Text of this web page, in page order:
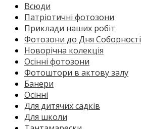
Всюди
Патріотичні фотозони
Приклади наших робіт
Фотозони до Дня Соборності
Новорічна колекція
Осінні фотозони
Фотоштори в актову залу
Банери
Осінні
Для дитячих садків
Для школи